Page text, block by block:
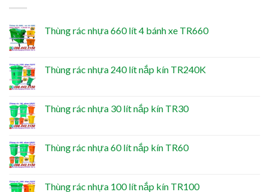
Thùng rác nhựa 660 lít 4 bánh xe TR660
Thùng rác nhựa 240 lít nắp kín TR240K
Thùng rác nhựa 30 lít nắp kín TR30
Thùng rác nhựa 60 lít nắp kín TR60
Thùng rác nhựa 100 lít nắp kín TR100